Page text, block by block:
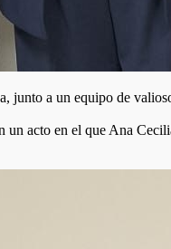
a un equipo de
acto en el que Ana